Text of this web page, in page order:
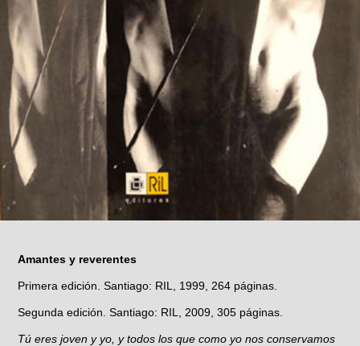
Amantes y reverentes
Primera edición. Santiago: RIL, 1999, 264 páginas.
Segunda edición. Santiago: RIL, 2009, 305 páginas.
Tú eres joven y yo, y todos los que como yo nos conservamos